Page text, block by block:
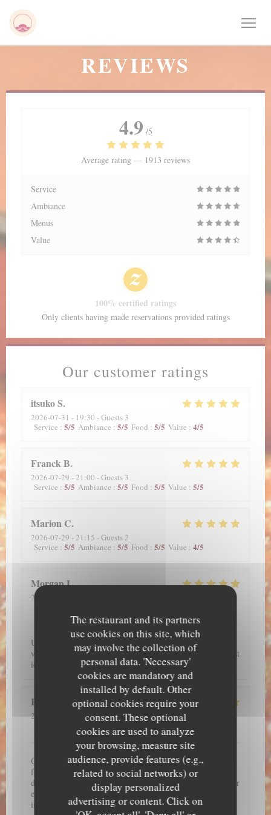
The restaurant and its partners
use cookies on this site, which
may involve the collection of
personal data. 'Necessary'
cookies are mandatory and
installed by default. Other
optional cookies require your
consent. These optional
cookies are used to analyze
your browsing, measure site
audience, provide features (e.g.,
related to social networks) or
display personalized
advertising or content. Click on
REVIEWS
Our customer ratings
itsukoS
2026-07-31 - 19:30 - Guests 3
Service : 5/5 Ambiance : 5/5 Food : 5/5 Value : 4/5
FranckB
2026-07-29 - 21:00 - Guests 3
Service : 5/5 Ambiance : 5/5 Food : 5/5 Value : 5/5
Marion C
2026-07-29 - 21:15 - Guests 2
Service : 5/5 Ambiance : 5/5 Food : 5/5 Value : 4/5
MorganL
2026-07-29
Une excellente découverte, l’anguille est incroyable, si vous
voulez manger une plat typique et authentique japonais, c’est
ici qu’il faut aller !
Raphaëlle Y
2026-07-28
- 20:45 - Guests 2
Ambiance 5 /5 Food 5/5 Value
C'est un très bon restaurant. J'adore les anguilles donc il
fallait absolument que je teste ce restaurant et je ne suis pas
déçu !!! J'ai hâte d'y retourner !! Par ailleurs, j'ai pu réserver
en ligne. L'accueil et le service de l'ensemble de l'équipe est
impeccable !!
4.9 /5
Average rating — 1913 reviews
Service
Ambiance
Menus
Value
100% certified ratings
Only clients having made reservations provided ratings